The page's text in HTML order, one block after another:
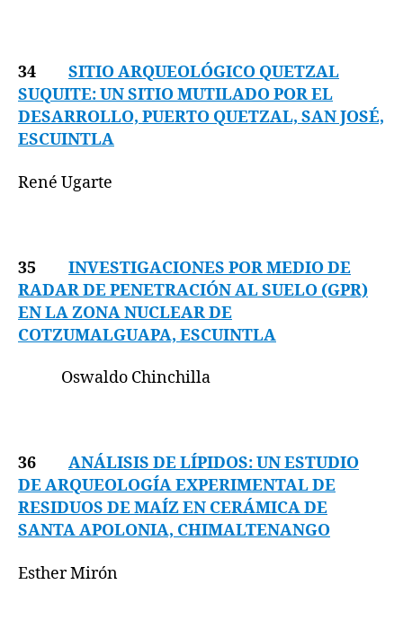
34 SITIO ARQUEOLÓGICO QUETZAL
SUQUITE: UN SITIO MUTILADO POR EL
DESARROLLO, PUERTO QUETZAL, SAN JOSÉ,
ESCUINTLA
René Ugarte
35 INVESTIGACIONES POR MEDIO DE
RADAR DE PENETRACIÓN AL SUELO (GPR)
EN LA ZONA NUCLEAR DE
COTZUMALGUAPA, ESCUINTLA
Oswaldo Chinchilla
36 ANÁLISIS DE LÍPIDOS: UN ESTUDIO
DE ARQUEOLOGÍA EXPERIMENTAL DE
RESIDUOS DE MAÍZ EN CERÁMICA DE
SANTA APOLONIA, CHIMALTENANGO
Esther Mirón